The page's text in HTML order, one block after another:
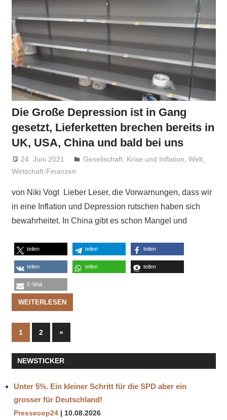
Die Große Depression ist in Gang
gesetzt, Lieferketten brechen bereits in
UK, USA, China und bald bei uns
24. Juni 2021 Niki Vogt
Gesellschaft, Krise und Inflation,Welt,
Wirtschaft-Finanzen
von Niki Vogt Lieber Leser, die Vorwarnungen, dass wir
in eine Inflation und Depression rutschen haben sich
bewahrheitet. In China gibt es schon Mangel und
teilen teilen teilen
teilen teilen teilen
E-Mail
WEITERLESEN
Seitennummerierung
der
Beiträge
1 2
Nächste
Beiträge
»
NEWSTICKER
Unter 5%. Ein kleiner Schritt für die SPD aber ein
grosser für Deutschland!
Pressecop24 10.08.2026